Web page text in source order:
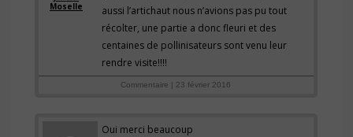
Moselle
aussi l’artichaut nous n’avions pas pu tout
récolter, une partie a donc fleuri et des
centaines de pollinisateurs sont venu leur
rendre visite!!!!
Commentaire | 23 février 2016
Oui merci beaucoup